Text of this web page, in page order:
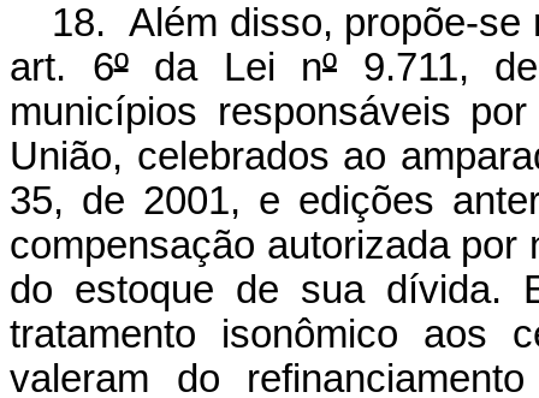
18. Além disso, propõe-se
art. 6ºda Lei nº 9.711,
municípios responsáveis
União, celebrados ao
35, de 2001, e edições
compensação autorizada por
do estoque de sua dívida.
tratamento isonômico aos
valeram do